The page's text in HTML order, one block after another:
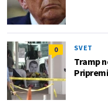
0 SVET
Tramp